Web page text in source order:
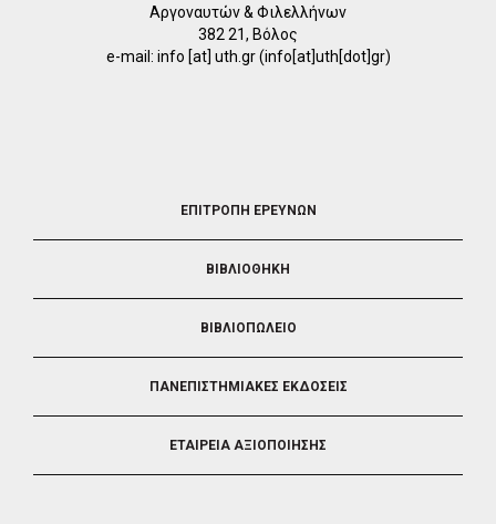
Αργοναυτών & Φιλελλήνων
382 21, Βόλος
e-mail: info [at] uth.gr(info[at]uth[dot]gr)
ΕΠΙΤΡΟΠΗ ΕΡΕΥΝΩΝ
ΒΙΒΛΙΟΘΗΚΗ
ΒΙΒΛΙΟΠΩΛΕΙΟ
ΠΑΝΕΠΙΣΤΗΜΙΑΚΕΣ ΕΚΔΟΣΕΙΣ
ΕΤΑΙΡΕΙΑ ΑΞΙΟΠΟΙΗΣΗΣ